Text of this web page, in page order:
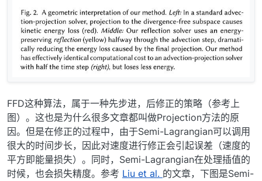
FFD这种算法，属于一种先步进，后修正的策略（参考上
图）。这也是为什么很多文章都叫做Projection方法的原
因。但是在修正的过程中，由于Semi-Lagrangian可以调用
很大的时间步长，因此对速度进行修正会引起误差（速度的
平方即能量损失）。同时，Semi-Lagrangian在处理插值的
时候，也会损失精度。参考 Liu et al. 的文章，下图是Semi-